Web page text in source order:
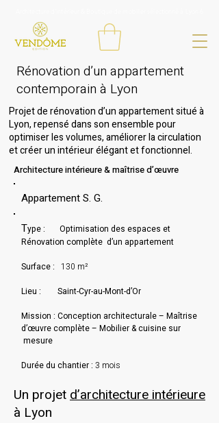
Rénovation d’un appartement
contemporain à Lyon
Projet de rénovation d’un appartement situé à
Lyon, repensé dans son ensemble pour
optimiser les volumes, améliorer la circulation
et créer un intérieur élégant et fonctionnel.
Architecture intérieure & maîtrise d’œuvre
Appartement S. G.
Type :
Optimisation des espaces et
Rénovation complète d’un appartement
Surface : 130 m²
Lieu :
Saint-Cyr-au-Mont-d’Or
Mission : Conception architecturale – Maîtrise
d’œuvre complète – Mobilier & cuisine sur
mesure
Durée du chantier : 3 mois
Un projetd’architecture intérieure
à Lyon